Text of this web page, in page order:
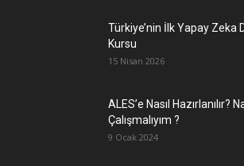
Türkiye’nin İlk Yapay Zeka
Kursu
15 Nisan 2026
ALES’e Nasıl Hazırlanılır?
Çalışmalıyım ?
9 Ocak 2024